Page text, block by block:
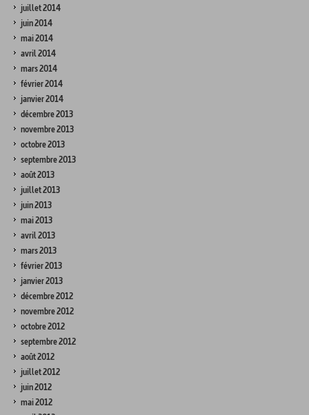
juillet 2014
juin 2014
mai 2014
avril 2014
mars 2014
février 2014
janvier 2014
décembre 2013
novembre 2013
octobre 2013
septembre 2013
août 2013
juillet 2013
juin 2013
mai 2013
avril 2013
mars 2013
février 2013
janvier 2013
décembre 2012
novembre 2012
octobre 2012
septembre 2012
août 2012
juillet 2012
juin 2012
mai 2012